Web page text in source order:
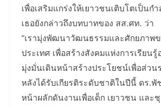
เพื่อเสริมแกร่งให้เยาวชนเติบโตเป็น
เธอยังกล่าวถึงบทบาทของ สส.ศท. ว่า
“เรามุ่งพัฒนาวัฒนธรรมและศักยภาพ
ประเทศ เพื่อสร้างสังคมแห่งการเรียนรู้
มุ่งมั่นเดินหน้าสร้างประโยชน์เพื่อส่วน
หลังได้รับเกียรติระดับชาติในปีนี้ ดร.
หน้าผลักดันงานเพื่อเด็ก เยาวชน และ